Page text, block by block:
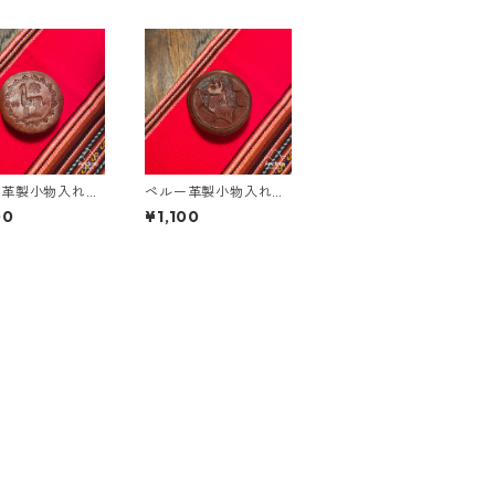
製小物入れ｜
(S size)
ペルー革製小物入れ｜
リャマ(S size)
¥1,100